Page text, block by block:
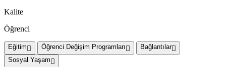
Kalite
Öğrenci
Eğitim Öğrenci Değişim Programları
Bağlantılar
Sosyal Yaşam